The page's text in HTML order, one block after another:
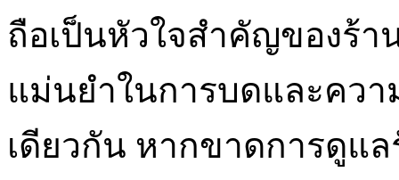
ถือเป็นหัวใจสำคัญของร้
แม่นยำในการบดและคว
เดียวกัน หากขาดการดูแ